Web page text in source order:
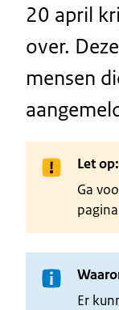
20 april
over.
mensen
Let
Ga
Er